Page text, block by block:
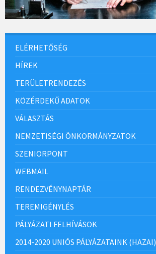
ELÉRHETŐSÉG
HÍREK
TERÜLETRENDEZÉS
KÖZÉRDEKŰ ADATOK
VÁLASZTÁS
NEMZETISÉGI ÖNKORMÁNYZATOK
SZENIORPONT
WEBMAIL
RENDEZVÉNYNAPTÁR
TEREMIGÉNYLÉS
PÁLYÁZATI FELHÍVÁSOK
2014-2020 UNIÓS PÁLYÁZATAINK (HAZAI)